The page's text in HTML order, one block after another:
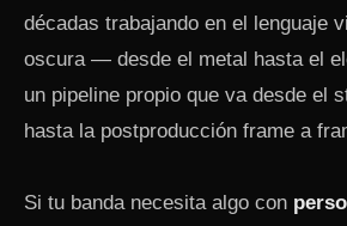
décadas trabajando en el lenguaje
oscura — desde el metal hasta el
un pipeline propio que va desde el
hasta la postproducción frame a
Si tu banda necesita algo con